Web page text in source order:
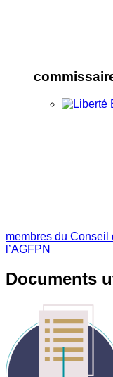
membres du Conseil
l’AGFPN
Documents